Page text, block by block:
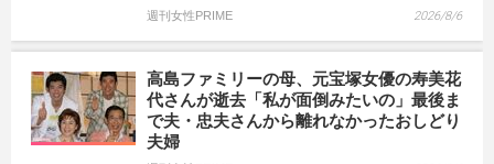
週刊女性PRIME 2026/8/6
高島ファミリーの母、元宝塚女優の寿美花
代さんが逝去「私が面倒みたいの」最後ま
で夫・忠夫さんから離れなかったおしどり
夫婦